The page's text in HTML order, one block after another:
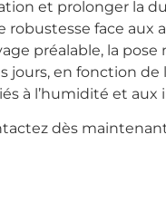
et prolonger la
face aux
préalable, la
en fonction
à l’humidité et aux
dès